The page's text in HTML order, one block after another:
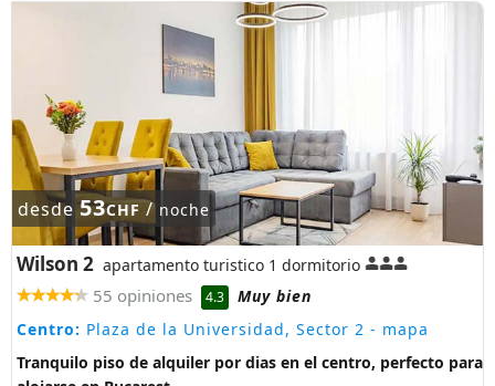
desde53CHF/ noche
Wilson 2 apartamento turistico 1 dormitorio
55 opiniones 4.3
Muy bien
Centro: Plaza de la Universidad, Sector 2 - mapa
Tranquilo piso de alquiler por dias en el centro, perfecto para